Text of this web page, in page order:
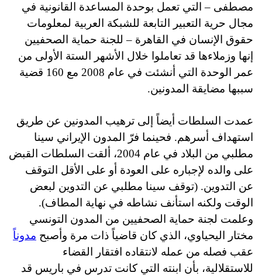
مصطفى – التي تعمل بوحدة المساعدة القانونية في
مجال حرية التعبير التابعة للشبكة العربية لمعلومات
حقوق الإنسان في القاهرة – للجنة حماية الصحفيين
إنها وزملاءها قد تعاملوا خلال الأشهر الستة الأولى من
عمر الوحدة التي أنشئت في عام 2008 مع 160 قضية
سببها مضايقة المدونين.
عمدت السلطات أيضاً إلى ترهيب المدونين عن طريق
استهداف أسرهم. فحينما فرّ المدون الإيراني سينا
مطلبي
من البلاد في عام 2004، ألقت السلطات القبض
على والده لإجباره على العودة أو على الأقل التوقف
عن التدوين. (توقف سينا مطلبي عن التدوين لبعض
الوقت ولكنه استأنف نشاطه في نهاية المطاف).
وعلمت لجنة حماية الصحفيين من المدون التونسي
مختار اليحياوي، الذي كان قاضياً ذات مرة وأصبح مدوناً
عقب فصله من عمله لانتقاده افتقار القضاء
للاستقلالية، بأن ابنته التي كانت تدرس في باريس قد